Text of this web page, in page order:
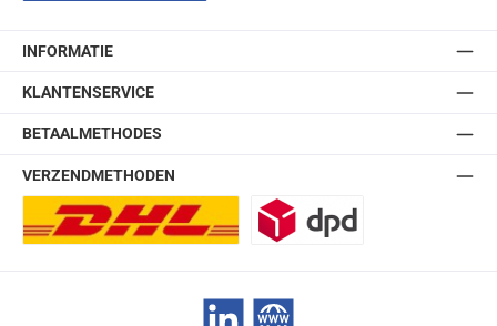
INFORMATIE
KLANTENSERVICE
BETAALMETHODES
VERZENDMETHODEN